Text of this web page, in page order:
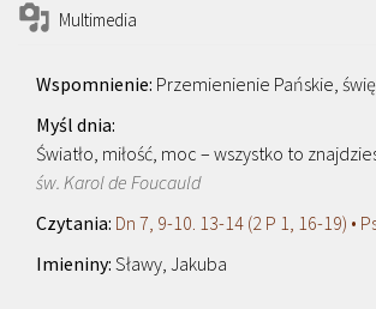
Multimedia
Przemienienie Pańskie,
Światło, miłość, moc – wszystko to
św. Karol de Foucauld
Dn 7, 9-10. 13-14 (2 P 1, 16-19) •
Sławy, Jakuba